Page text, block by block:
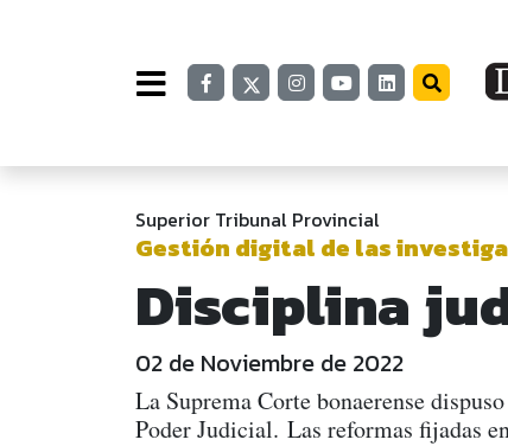
Superior Tribunal Provincial
Gestión digital de las
Disciplina
02 de Noviembre de 2022
La Suprema Corte bonaerense
Poder Judicial. Las reformas fijadas